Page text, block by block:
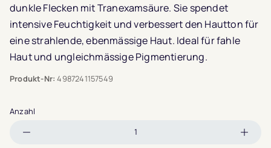
dunkle Flecken mit Tranexamsäure. Sie spendet
intensive Feuchtigkeit und verbessert den Hautton für
eine strahlende, ebenmässige Haut. Ideal für fahle
Haut und ungleichmässige Pigmentierung.
Produkt-Nr: 4987241157549
Anzahl